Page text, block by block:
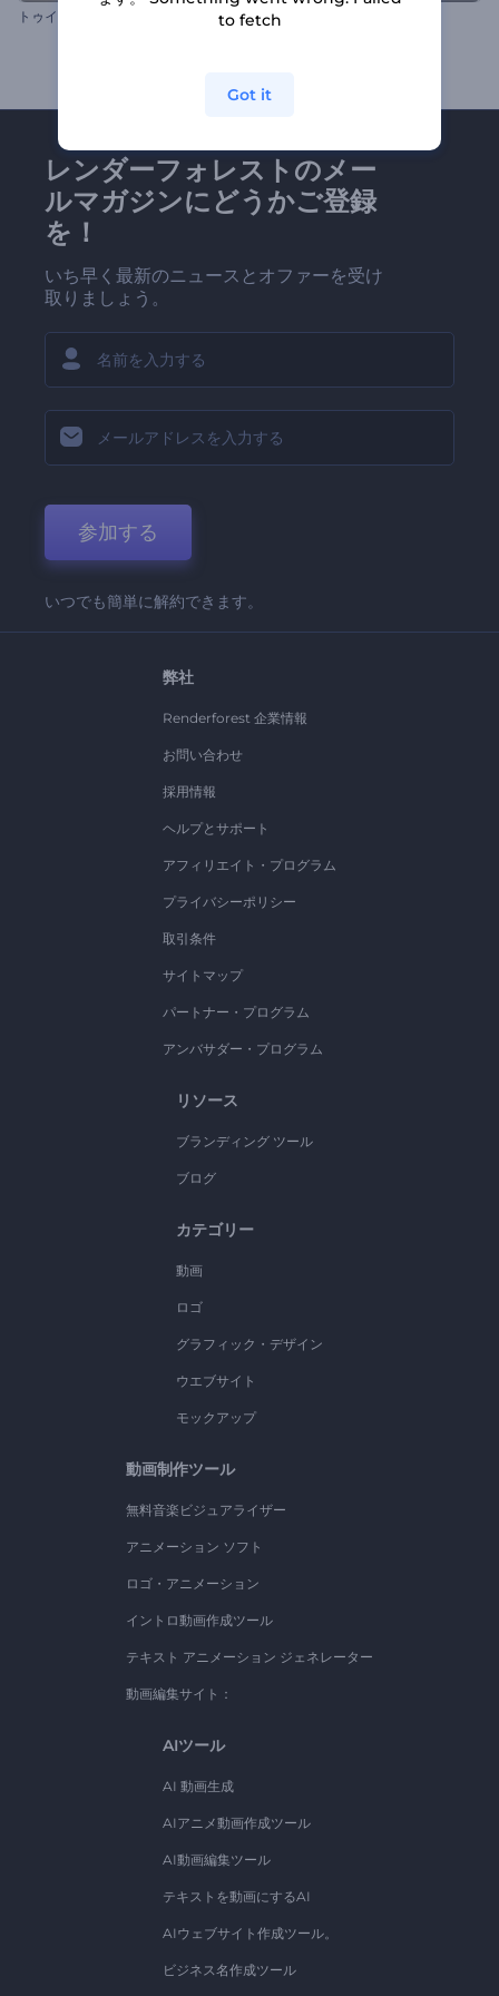
ト
ゥインクル・クリスマス・オープニング動画 ドラゴンファイヤー・ロゴ
レンダーフォレストのメー
ルマガジンにどうかご登録
を！
いち早く最新のニュースとオファーを受け
取りましょう。
参加する
いつでも簡単に解約できます。
弊社
Renderforest 企業情報
お問い合わせ
採用情報
ヘルプとサポート
アフィリエイト・プログラム
プライバシーポリシー
取引条件
サイトマップ
パートナー・プログラム
アンバサダー・プログラム
リソース
ブランディング ツール
ブログ
カテゴリー
動画
ロゴ
グラフィック・デザイン
ウエブサイト
モックアップ
動画制作ツール
無料音楽ビジュアライザー
アニメーション ソフト
ロゴ・アニメーション
イントロ動画作成ツール
テキスト アニメーション ジェネレーター
動画編集サイト：
AIツール
AI 動画生成
AIアニメ動画作成ツール
AI動画編集ツール
テキストを動画にするAI
AIウェブサイト作成ツール。
ビジネス名作成ツール
to fetch
Got it